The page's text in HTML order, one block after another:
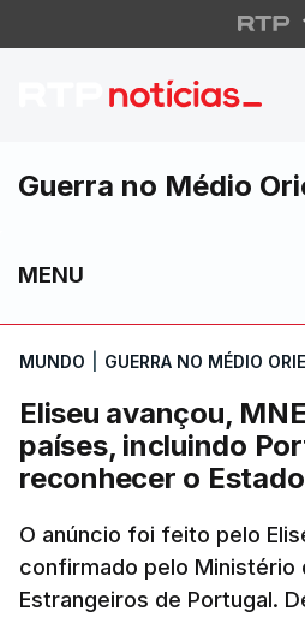
Eliseu
Guerra no Médio
MENU
MUNDO GUERRA NO MÉDIO
Eliseu avançou,
países, incluindo
reconhecer o
O anúncio foi feito pelo
confirmado pelo Ministério
Estrangeiros de Portugal.